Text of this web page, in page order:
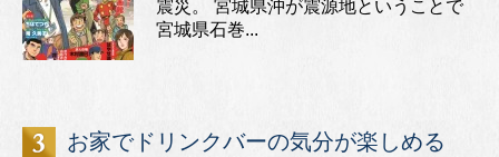
震災。 宮城県沖が震源地ということで
宮城県石巻...
お家でドリンクバーの気分が楽しめる